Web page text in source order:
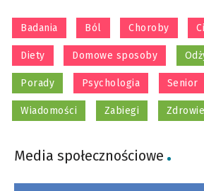
Badania Ból Choroby
Diety Domowe sposoby
Porady Psychologia Senior
Wiadomości Zabiegi Zdrowie
Media społecznościowe